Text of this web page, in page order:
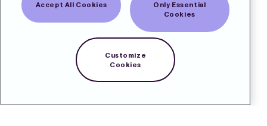
Accept All Cookies
Only Essential
Cookies
Customize
Cookies